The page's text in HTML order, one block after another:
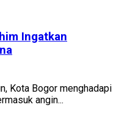
Ingatkan
Kota Bogor menghadapi
angin...